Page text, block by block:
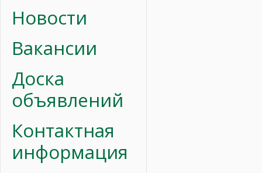
Новости
Вакансии
Доска
объявлений
Контактная
информация